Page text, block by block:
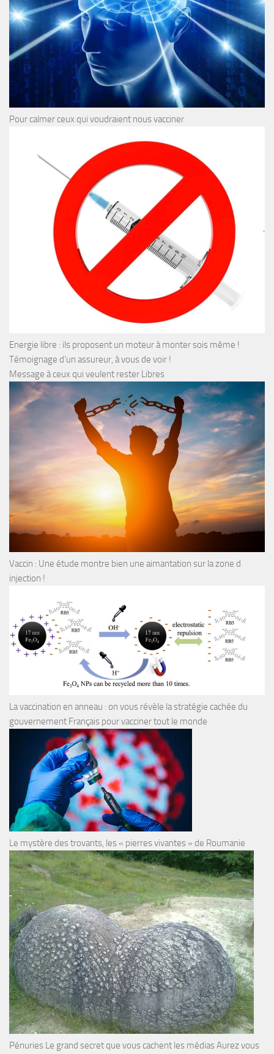
Pour calmer ceux qui voudraient nous vacciner
Energie libre : ils proposent un moteur à monter sois même !
Témoignage d’un assureur, à vous de voir !
Message à ceux qui veulent rester Libres
Vaccin : Une étude montre bien une aimantation sur la zone d
injection !
La vaccination en anneau : on vous révèle la stratégie cachée du
gouvernement Français pour vacciner tout le monde
Le mystère des trovants, les « pierres vivantes » de Roumanie
Pénuries Le grand secret que vous cachent les médias Aurez vous